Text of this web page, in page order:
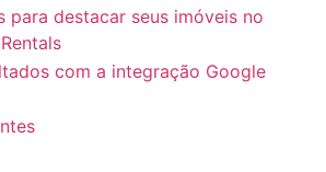
para destacar seus imóveis no
com a integração Google